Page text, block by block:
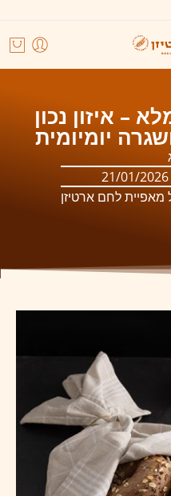
– איזון נכון
יומיומית
21/01/2026
מאפיית לחם ארטיזן